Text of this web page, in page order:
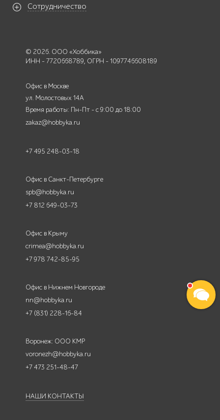
Сотрудничество
© 2026. ООО «Хоббика»
ИНН - 7720668789, ОГРН - 1097746608189
Офис в Москве
ул. Молостовых 14А
Время работы: Пн-Пт - с 9:00 до 18:00
zakaz@hobbyka.ru
+7 495 248-03-18
Офис в Санкт-Петербурге
spb@hobbyka.ru
+7 812 649-03-73
Офис в Крыму
crimea@hobbyka.ru
+7 978 742-85-95
Офис в Нижнем Новгороде
nn@hobbyka.ru
+7 (831) 228-16-84
Воронеж: ООО КМР
voronezh@hobbyka.ru
+7 473 251-48-47
НАШИ КОНТАКТЫ